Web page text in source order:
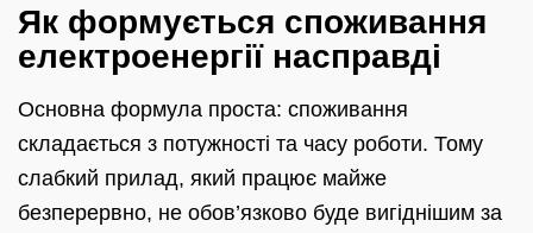
Як формується споживання
електроенергії насправді
Основна формула проста: споживання
складається з потужності та часу роботи. Тому
слабкий прилад, який працює майже
безперервно, не обов’язково буде вигіднішим за